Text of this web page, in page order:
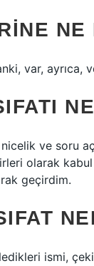
var, ayrıca,
ve soru
olarak
geçirdim.
ismi,